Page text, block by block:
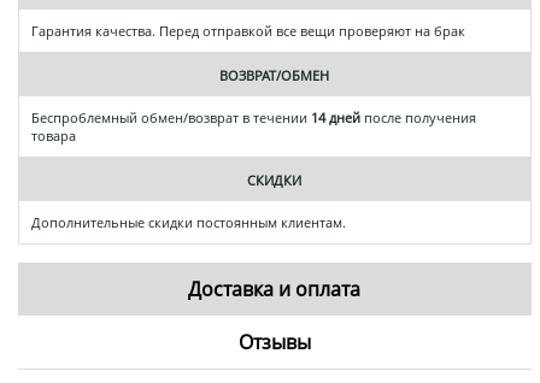
Гарантия качества. Перед отправкой все вещи проверяют на брак
ВОЗВРАТ/ОБМЕН
Беспроблемный обмен/возврат в течении 14 дней после получения
товара
СКИДКИ
Дополнительные скидки постоянным клиентам.
Доставка и оплата
Отзывы